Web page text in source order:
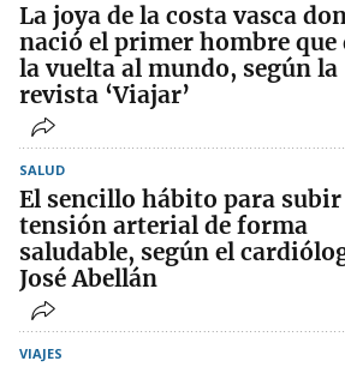
La joya de la costa vasca
nació el primer hombre que
la vuelta al mundo, según la
revista ‘Viajar’
SALUD
El sencillo hábito para
tensión arterial de forma
saludable, según el
José Abellán
VIAJES